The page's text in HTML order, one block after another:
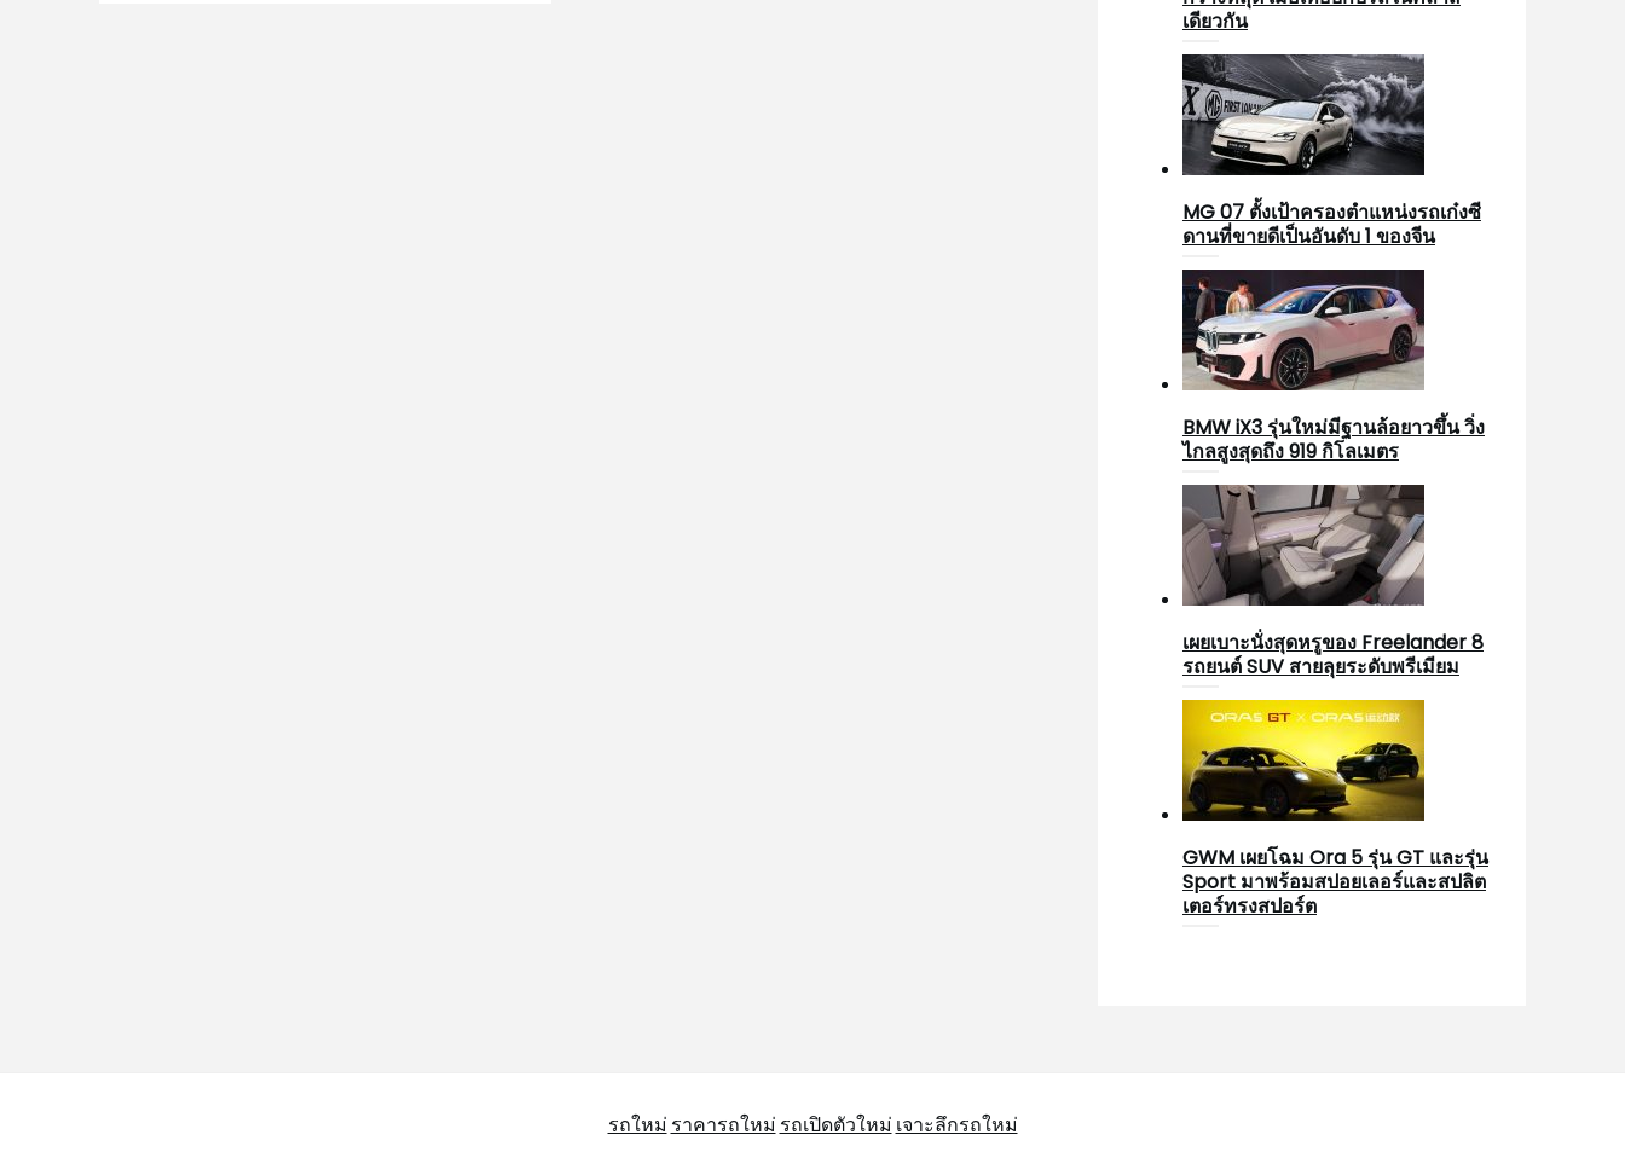
เดียวกัน
MG 07 ตั้งเป้าครองตำแหน่งรถเก๋งซี
ดานที่ขายดีเป็นอันดับ 1 ของจีน
BMW iX3 รุ่นใหม่มีฐานล้อยาวขึ้น วิ่ง
ไกลสูงสุดถึง 919 กิโลเมตร
เผยเบาะนั่งสุดหรูของ Freelander 8
รถยนต์ SUV สายลุยระดับพรีเมียม
GWM เผยโฉม Ora 5 รุ่น GT และรุ่น
Sport มาพร้อมสปอยเลอร์และสปลิต
เตอร์ทรงสปอร์ต
รถใหม่ ราคารถใหม่ รถเปิดตัวใหม่ เจาะลึกรถใหม่